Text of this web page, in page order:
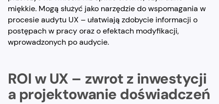
miękkie. Mogą służyć jako narzędzie do wspomagania w
procesie audytu UX – ułatwiają zdobycie informacji o
postępach w pracy oraz o efektach modyfikacji,
wprowadzonych po audycie.
ROI w UX – zwrot z inwestycji
a projektowanie doświadczeń